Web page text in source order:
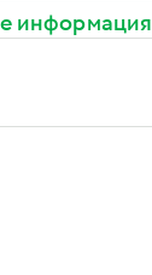
информация